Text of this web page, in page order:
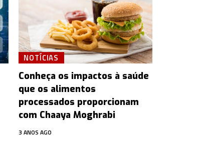
NOTÍCIAS
Conheça os impactos à saúde
que os alimentos
processados proporcionam
com Chaaya Moghrabi
3 ANOS AGO